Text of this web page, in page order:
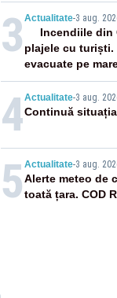
3 Actualitate-3 aug.
Incendiile din
plajele cu turiști.
evacuate pe
flăcări
4Actualitate-3 aug.
Continuă
5 Actualitate-3 aug.
Alerte meteo de
toată țara. COD